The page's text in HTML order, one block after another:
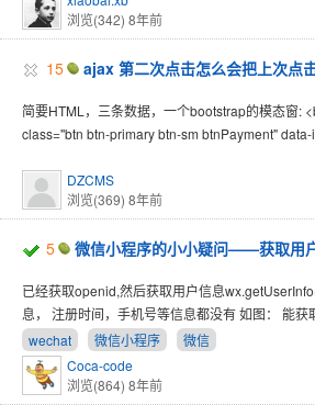
浏览(342) 8年前
15 ajax 第二次点击怎么会把上次点
简要HTML，三条数据，一个bootstrap的模态窗:
class="btn btn-primary btn-sm btnPayment" data-
DZCMS
浏览(369) 8年前
5 微信小程序的小小疑问——获取用
已经获取openid,然后获取用户信息
息， 注册时间，手机号等信息都没有 如图： 能获
wechat
微信小程序
微信
Coca-code
浏览(864) 8年前